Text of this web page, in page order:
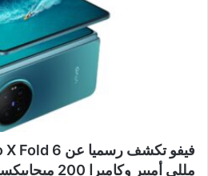
مللي أمبير وكاميرا 200 ميجابيكسل